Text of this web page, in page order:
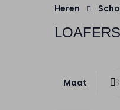
Heren
Maat
38